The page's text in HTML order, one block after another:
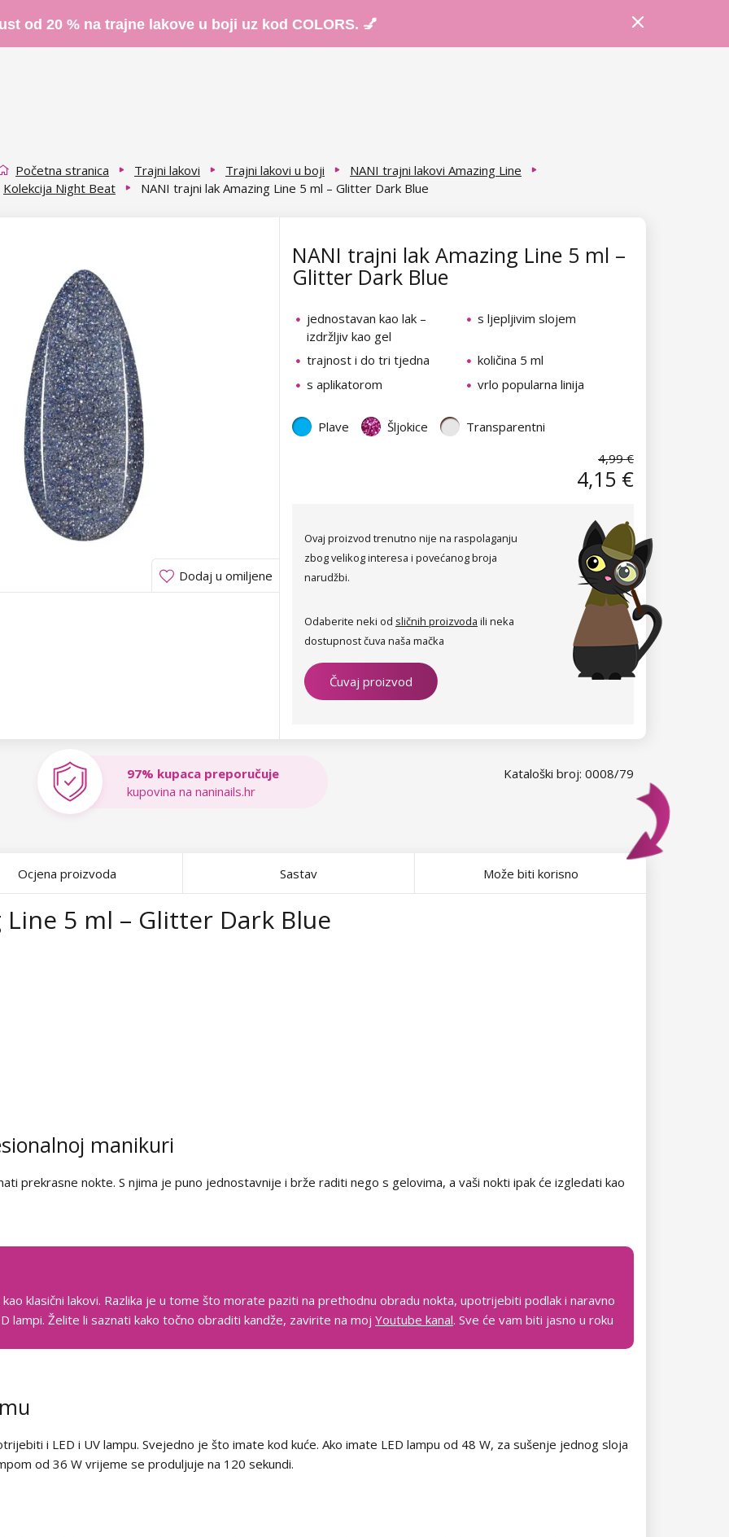
od 20 % na trajne lakove u boji uz kod COLORS. 💅
Početna stranica Trajni lakovi Trajni lakovi u boji
NANI trajni lakovi Amazing Line
Kolekcija Night Beat
NANI trajni lak Amazing Line 5 ml – Glitter Dark Blue
Dodaj u omiljene
NANI trajni lak Amazing Line 5 ml –
Glitter Dark Blue
jednostavan kao lak –
izdržljiv kao gel
s ljepljivim slojem
trajnost i do tri tjedna
količina 5 ml
s aplikatorom
vrlo popularna linija
Plave Šljokice
Transparentni
4,99 €
4,15 €
Ovaj proizvod trenutno nije na raspolaganju
zbog velikog interesa i povećanog broja
narudžbi.
Odaberite neki od sličnih proizvoda ili neka
dostupnost čuva naša mačka
Čuvaj proizvod
Kataloški broj: 0008/79
97% kupaca preporučuje
kupovina na naninails.hr
5 ml – Glitter Dark Blue
manikuri
prekrasne nokte. S njima je puno jednostavnije i brže raditi nego s gelovima, a vaši nokti ipak će izgledati kao
klasični lakovi. Razlika je u tome što morate paziti na prethodnu obradu nokta, upotrijebiti podlak i naravno
lampi. Želite li saznati kako točno obraditi kandže, zavirite na moj Youtube kanal. Sve će vam biti jasno u roku
i LED i UV lampu. Svejedno je što imate kod kuće. Ako imate LED lampu od 48 W, za sušenje jednog sloja
od 36 W vrijeme se produljuje na 120 sekundi.
Ocjena proizvoda Sastav Može biti korisno